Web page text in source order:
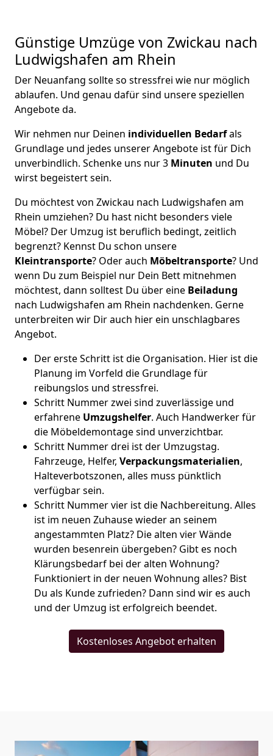
Günstige Umzüge von Zwickau nach
Ludwigshafen am Rhein
Der Neuanfang sollte so stressfrei wie nur möglich
ablaufen. Und genau dafür sind unsere speziellen
Angebote da.
Wir nehmen nur Deinen individuellen Bedarfals
Grundlage und jedes unserer Angebote ist für Dich
unverbindlich. Schenke uns nur 3 Minuten und Du
wirst begeistert sein.
Du möchtest von Zwickau nach Ludwigshafen am
Rhein umziehen? Du hast nicht besonders viele
Möbel? Der Umzug ist beruflich bedingt, zeitlich
begrenzt? Kennst Du schon unsere
Kleintransporte? Oder auch Möbeltransporte? Und
wenn Du zum Beispiel nur Dein Bett mitnehmen
möchtest, dann solltest Du über eine Beiladung
nach Ludwigshafen am Rhein nachdenken. Gerne
unterbreiten wir Dir auch hier ein unschlagbares
Angebot.
Der erste Schritt ist die Organisation. Hier ist die
Planung im Vorfeld die Grundlage für
reibungslos und stressfrei.
Schritt Nummer zwei sind zuverlässige und
erfahrene Umzugshelfer. Auch Handwerker für
die Möbeldemontage sind unverzichtbar.
Schritt Nummer drei ist der Umzugstag.
Fahrzeuge, Helfer, Verpackungsmaterialien,
Halteverbotszonen, alles muss pünktlich
verfügbar sein.
Schritt Nummer vier ist die Nachbereitung. Alles
ist im neuen Zuhause wieder an seinem
angestammten Platz? Die alten vier Wände
wurden besenrein übergeben? Gibt es noch
Klärungsbedarf bei der alten Wohnung?
Funktioniert in der neuen Wohnung alles? Bist
Du als Kunde zufrieden? Dann sind wir es auch
und der Umzug ist erfolgreich beendet.
Kostenloses Angebot erhalten